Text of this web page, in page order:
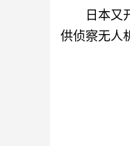
日本又
供侦察无人